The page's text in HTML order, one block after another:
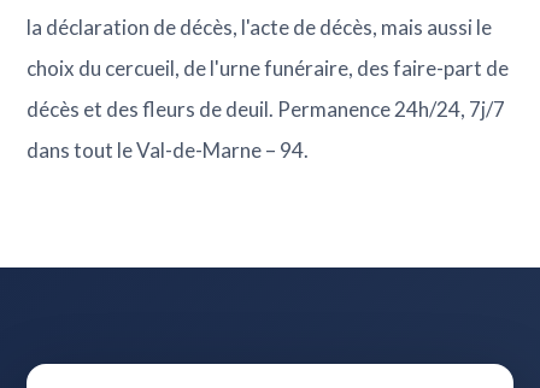
la déclaration de décès, l'acte de décès, mais aussi le
choix du cercueil, de l'urne funéraire, des faire-part de
décès et des fleurs de deuil. Permanence 24h/24, 7j/7
dans tout le Val-de-Marne – 94.